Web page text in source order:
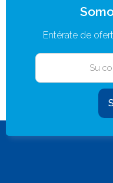
Entérate de